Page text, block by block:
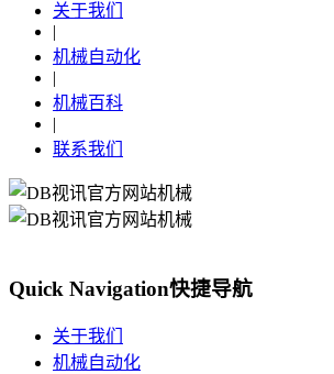
关于我们
|
机械自动化
|
机械百科
|
联系我们
Quick Navigation快捷导航
关于我们
机械自动化